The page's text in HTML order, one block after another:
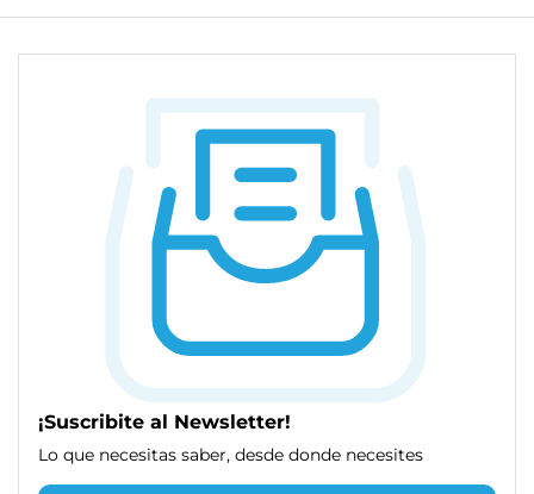
¡Suscribite al Newsletter!
Lo que necesitas saber, desde donde necesites